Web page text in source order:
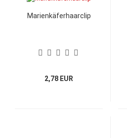
Marienkäferhaarclip
2,78 EUR